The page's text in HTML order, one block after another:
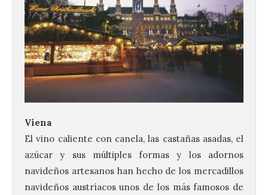
Viena
El vino caliente con canela, las castañas asadas, el
azúcar y sus múltiples formas y los adornos
navideños artesanos han hecho de los mercadillos
navideños austríacos unos de los más famosos de